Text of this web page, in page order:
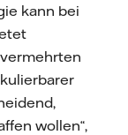
kann bei
wollen“,